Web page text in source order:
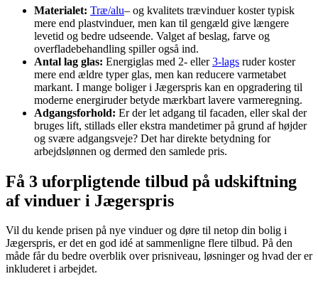
Materialet: Træ/alu– og kvalitets trævinduer koster typisk
mere end plastvinduer, men kan til gengæld give længere
levetid og bedre udseende. Valget af beslag, farve og
overfladebehandling spiller også ind.
Antal lag glas: Energiglas med 2- eller3-lags ruder koster
mere end ældre typer glas, men kan reducere varmetabet
markant. I mange boliger i Jægerspris kan en opgradering til
moderne energiruder betyde mærkbart lavere varmeregning.
Adgangsforhold: Er der let adgang til facaden, eller skal der
bruges lift, stillads eller ekstra mandetimer på grund af højder
og svære adgangsveje? Det har direkte betydning for
arbejdslønnen og dermed den samlede pris.
Få 3 uforpligtende tilbud på udskiftning
af vinduer i Jægerspris
Vil du kende prisen på nye vinduer og døre til netop din bolig i
Jægerspris, er det en god idé at sammenligne flere tilbud. På den
måde får du bedre overblik over prisniveau, løsninger og hvad der er
inkluderet i arbejdet.